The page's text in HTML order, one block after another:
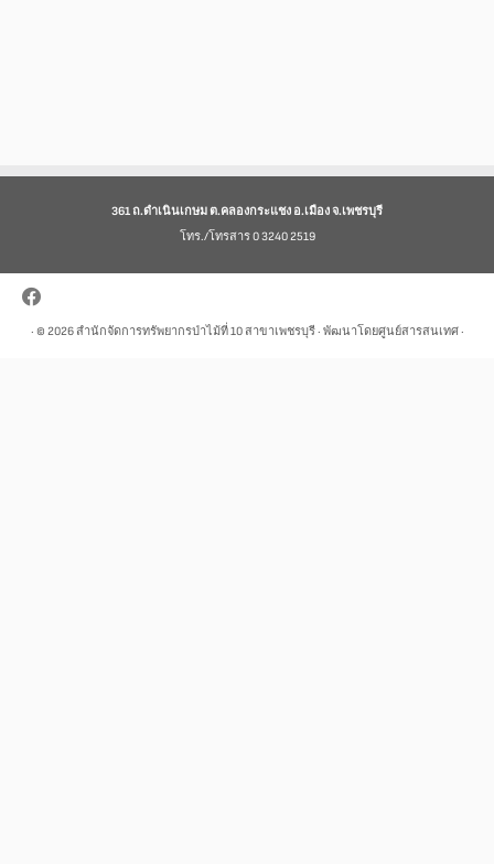
361 ถ.ดำเนินเกษม ต.คลองกระแชง อ.เมือง จ.เพชรบุรี
โทร./โทรสาร 0 3240 2519
· © 2026สำนักจัดการทรัพยากรป่าไม้ที่ 10 สาขาเพชรบุรี· พัฒนาโดยศูนย์สารสนเทศ ·